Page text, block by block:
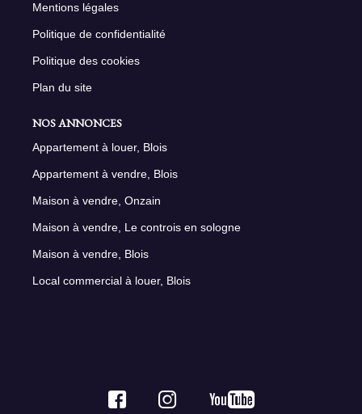
Mentions légales
Politique de confidentialité
Politique des cookies
Plan du site
NOS ANNONCES
Appartement à louer, Blois
Appartement à vendre, Blois
Maison à vendre, Onzain
Maison à vendre, Le controis en sologne
Maison à vendre, Blois
Local commercial à louer, Blois